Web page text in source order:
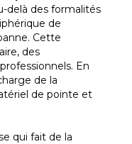
delà des formalités
de
Cette
des
En
de la
de pointe et
qui fait de la